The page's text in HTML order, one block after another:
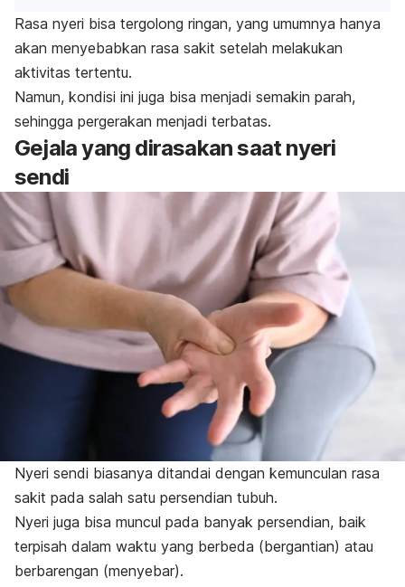
Rasa nyeri bisa tergolong ringan, yang umumnya hanya
akan menyebabkan rasa sakit setelah melakukan
aktivitas tertentu.
Namun, kondisi ini juga bisa menjadi semakin parah,
sehingga pergerakan menjadi terbatas.
Gejala yang dirasakan saat nyeri
sendi
Nyeri sendi biasanya ditandai dengan kemunculan rasa
sakit pada salah satu persendian tubuh.
Nyeri juga bisa muncul pada banyak persendian, baik
terpisah dalam waktu yang berbeda (bergantian) atau
berbarengan (menyebar).